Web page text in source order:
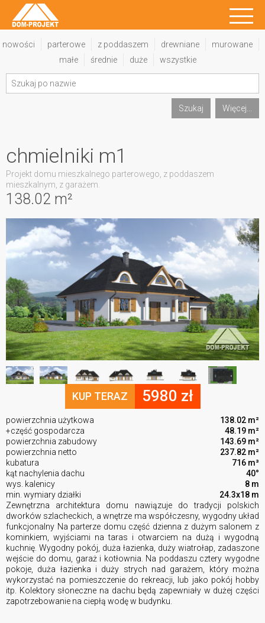
nowości parterowe z poddaszem drewniane
murowane
małe
średnie duże wszystkie
Szukaj Więcej...
138.02 m²
chmielniki m1
Projekt domu mieszkalnego parterowego, z poddaszem
mieszkalnym, z garażem.
KUP TERAZ 5980 zł
powierzchnia użytkowa
138.02 m²
+część gospodarcza
48.19 m²
powierzchnia zabudowy
143.69 m²
powierzchnia netto
237.82 m²
kubatura
716 m³
kąt nachylenia dachu
40°
wys. kalenicy
8 m
min. wymiary działki
24.3x18 m
Zewnętrzna architektura domu nawiązuje do tradycji polskich
dworków szlacheckich, a wnętrze ma współczesny, wygodny układ
funkcjonalny Na parterze domu część dzienna z dużym salonem z
kominkiem, wyjściami na taras i otwarciem na dużą i wygodną
kuchnię. Wygodny pokój, duża łazienka, duży wiatrołap, zadaszone
wejście do domu, garaż i kotłownia. Na poddaszu cztery wygodne
pokoje, duża łazienka i duży strych nad garażem, który można
wykorzystać na pomieszczenie do rekreacji, lub jako pokój hobby
itp. Kolektory słoneczne na dachu będą zapewniały w dużej części
zapotrzebowanie na ciepłą wodę w budynku.